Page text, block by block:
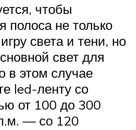
чтобы
полоса не только
света и тени, но
свет для
в этом случае
led-ленту со
от 100 до 300
— со 120